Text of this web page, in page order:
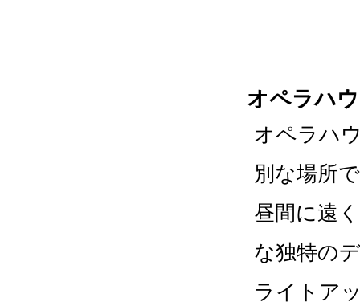
オペラハ
オペラハ
別な場所
昼間に遠
な独特の
ライトア